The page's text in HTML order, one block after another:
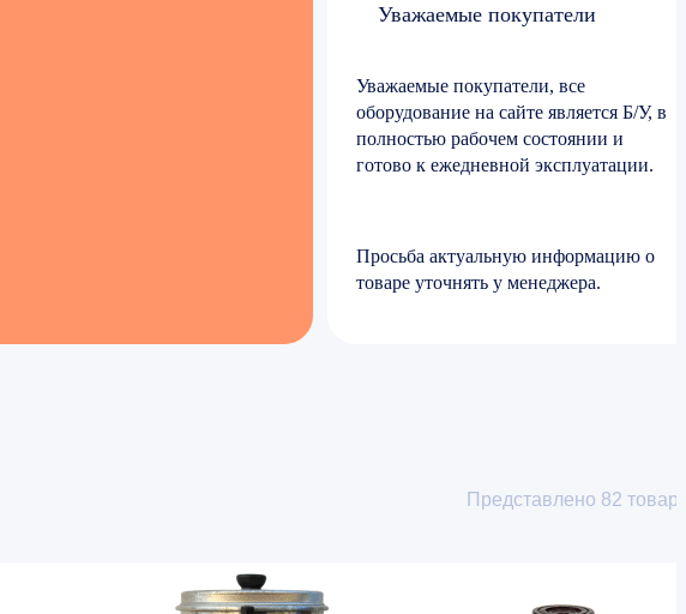
Уважаемые покупатели
Уважаемые покупатели, все
оборудование на сайте является Б/У, в
полностью рабочем состоянии и
готово к ежедневной эксплуатации.
Просьба актуальную информацию о
товаре уточнять у менеджера.
Представлено 82